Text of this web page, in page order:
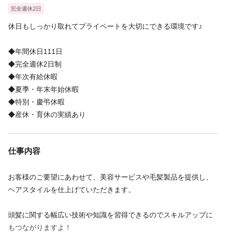
完全週休2日
休日もしっかり取れてプライベートを大切にできる環境です♪
◆年間休日111日
◆完全週休2日制
◆年次有給休暇
◆夏季・年末年始休暇
◆特別・慶弔休暇
◆産休・育休の実績あり
仕事内容
お客様のご要望にあわせて、美容サービスや毛髪製品を提供し、
ヘアスタイルを仕上げていただきます。
頭髪に関する幅広い技術や知識を習得できるのでスキルアップに
もつながりますよ！